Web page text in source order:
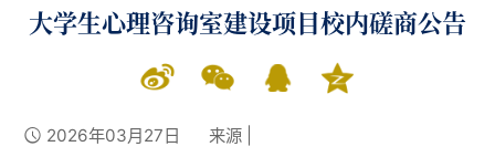
大学生心理咨询室建设项目校内磋商公告
2026年03月27日 来源 |